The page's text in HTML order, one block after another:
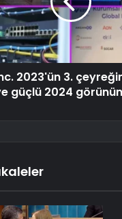
2023'ün 3.
güçlü 2024